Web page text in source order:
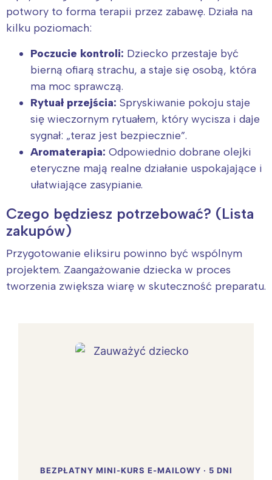
potwory to forma terapii przez zabawę. Działa na
kilku poziomach:
Poczucie kontroli: Dziecko przestaje być
bierną ofiarą strachu, a staje się osobą, która
ma moc sprawczą.
Rytuał przejścia: Spryskiwanie pokoju staje
się wieczornym rytuałem, który wycisza i daje
sygnał: „teraz jest bezpiecznie”.
Aromaterapia: Odpowiednio dobrane olejki
eteryczne mają realne działanie uspokajające i
ułatwiające zasypianie.
Czego będziesz potrzebować? (Lista
zakupów)
Przygotowanie eliksiru powinno być wspólnym
projektem. Zaangażowanie dziecka w proces
tworzenia zwiększa wiarę w skuteczność preparatu.
BEZPŁATNY MINI-KURS E-MAILOWY · 5 DNI